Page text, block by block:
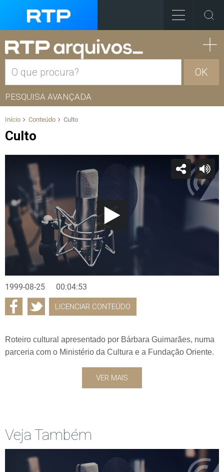
OK
PESQUISA AVANÇADA
Início Conteúdo Culto
Culto
1999-08-25 00:04:53
LICENCIAR CONTEÚDO
Roteiro cultural apresentado por Bárbara Guimarães, numa
parceria com o Ministério da Cultura e a Fundação Oriente.
VER MAIS
Veja Também